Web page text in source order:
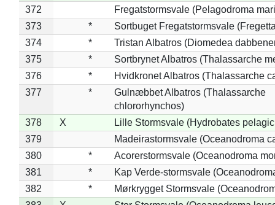
372
Fregatstormsvale (Pelagodroma
373
*
Sortbuget Fregatstormsvale
374
*
Tristan Albatros (Diomedea
375
*
Sortbrynet Albatros (Thalassarche
376
*
Hvidkronet Albatros (Thalassarche
377
*
Gulnæbbet Albatros (Thalassarche
chlororhynchos)
378
X
Lille Stormsvale (Hydrobates
379
Madeirastormsvale (Oceanodroma
380
*
Acorerstormsvale (Oceanodroma
381
*
Kap Verde-stormsvale
382
*
Mørkrygget Stormsvale